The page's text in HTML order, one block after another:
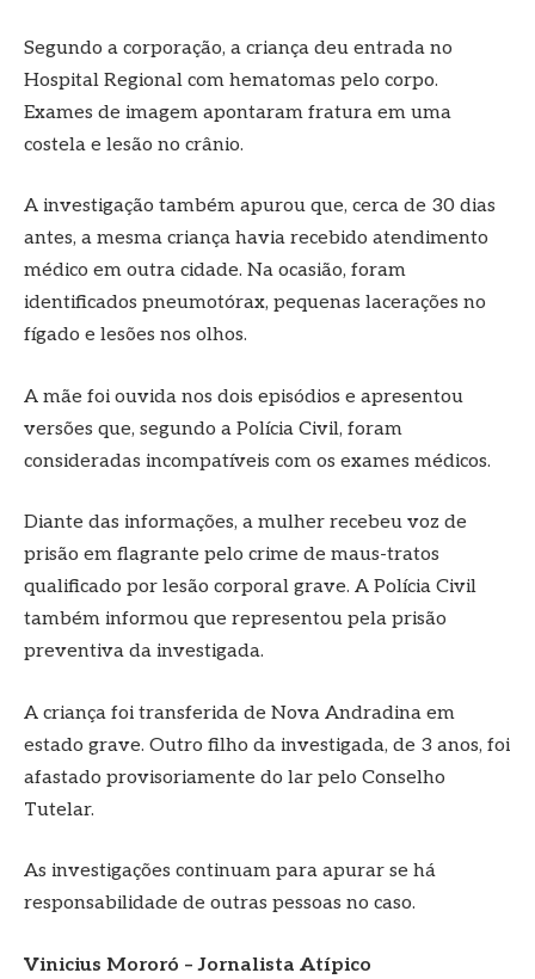
Segundo a corporação, a criança deu entrada no
Hospital Regional com hematomas pelo corpo.
Exames de imagem apontaram fratura em uma
costela e lesão no crânio.
A investigação também apurou que, cerca de 30 dias
antes, a mesma criança havia recebido atendimento
médico em outra cidade. Na ocasião, foram
identificados pneumotórax, pequenas lacerações no
fígado e lesões nos olhos.
A mãe foi ouvida nos dois episódios e apresentou
versões que, segundo a Polícia Civil, foram
consideradas incompatíveis com os exames médicos.
Diante das informações, a mulher recebeu voz de
prisão em flagrante pelo crime de maus-tratos
qualificado por lesão corporal grave. A Polícia Civil
também informou que representou pela prisão
preventiva da investigada.
A criança foi transferida de Nova Andradina em
estado grave. Outro filho da investigada, de 3 anos, foi
afastado provisoriamente do lar pelo Conselho
Tutelar.
As investigações continuam para apurar se há
responsabilidade de outras pessoas no caso.
Vinicius Mororó – Jornalista Atípico